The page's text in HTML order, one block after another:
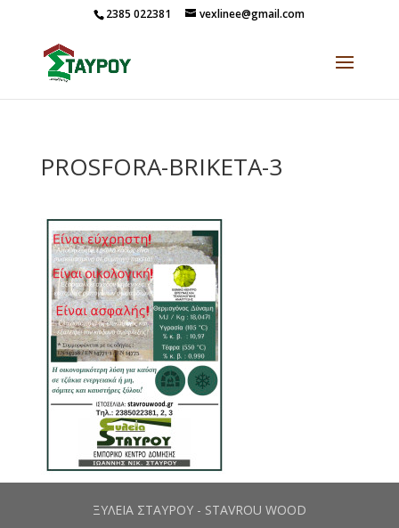
2385 022381 vexlinee@gmail.com
PROSFORA-BRIKETA-3
ΞΥΛΕΙΑ ΣΤΑΥΡΟΥ - STAVROU WOOD